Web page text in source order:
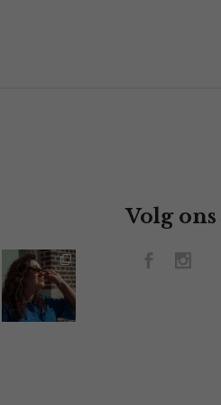
Volg ons